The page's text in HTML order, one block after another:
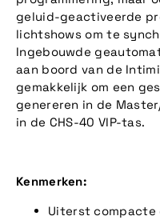
geluid-geactiveerde
lichtshows om te
Ingebouwde
aan boord van de
gemakkelijk om een
genereren in de
in de CHS-40 VIP-tas.
Kenmerken:
Uiterst compacte